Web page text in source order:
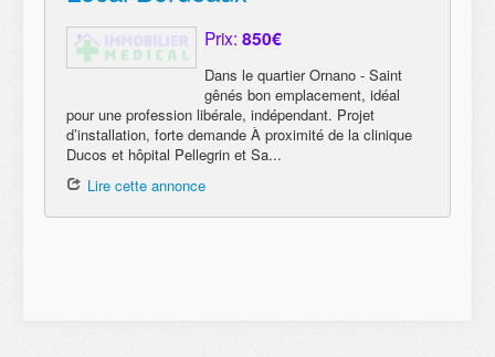
Prix: 850€
Dans le quartier Ornano - Saint
gênés bon emplacement, idéal
pour une profession libérale, indépendant. Projet
d’installation, forte demande À proximité de la clinique
Ducos et hôpital Pellegrin et Sa...
Lire cette annonce